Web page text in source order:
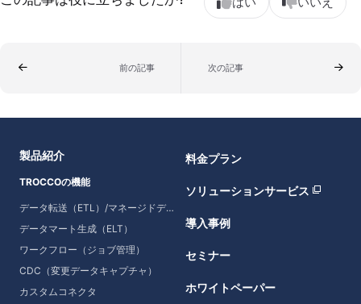
前の記事 次の記事
製品紹介
TROCCOの機能
データ転送（ETL）/マネージドデータ転送
データマート生成（ELT）
ワークフロー（ジョブ管理）
CDC（変更データキャプチャ）
カスタムコネクタ
料金プラン
ソリューションサービス
導入事例
セミナー
ホワイトペーパー